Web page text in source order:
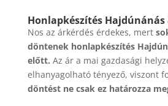
Honlapkészítés
Nos az árkérdés érdekes, mert
döntenek honlapkészítés
előtt. Az ár a mai gazdasági
elhanyagolható tényező, viszont
döntést ne csak ez határozza